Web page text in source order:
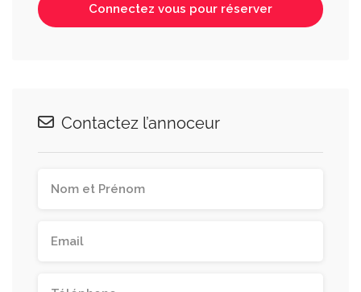
Connectez vous pour réserver
Contactez l’annoceur